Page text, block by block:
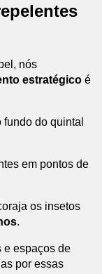
nós
estratégico é
do quintal
em pontos de
os insetos
.
e espaços de
por essas